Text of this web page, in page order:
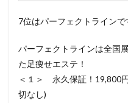
7位はパーフェクトラインで
パーフェクトラインは全国
た足痩せエステ！
＜１＞ 永久保証！19,800
切なし)